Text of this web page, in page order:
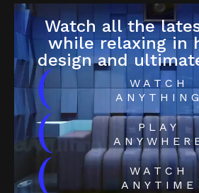
Watch all the
while relaxing in
design and
(
WATCH
ANYTHING
(
PLAY
(
WATCH
ANYTIME